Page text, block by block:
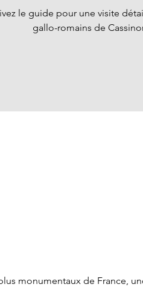
le guide pour une visite
gallo-romains de
monumentaux de France,